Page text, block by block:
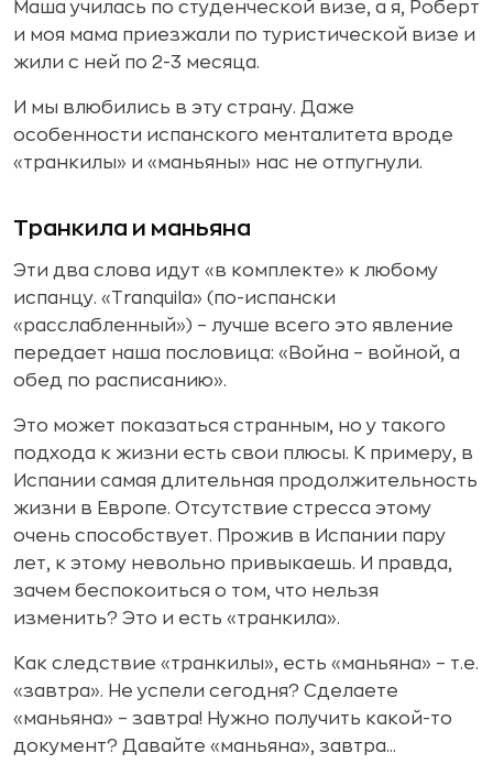
Маша училась по студенческой визе, а я, Роберт
и моя мама приезжали по туристической визе и
жили с ней по 2-3 месяца.
И мы влюбились в эту страну. Даже
особенности испанского менталитета вроде
«транкилы» и «маньяны» нас не отпугнули.
Транкила и маньяна
Эти два слова идут «в комплекте» к любому
испанцу. «Tranquila» (по-испански
«расслабленный») – лучше всего это явление
передает наша пословица: «Война – войной, а
обед по расписанию».
Это может показаться странным, но у такого
подхода к жизни есть свои плюсы. К примеру, в
Испании самая длительная продолжительность
жизни в Европе. Отсутствие стресса этому
очень способствует. Прожив в Испании пару
лет, к этому невольно привыкаешь. И правда,
зачем беспокоиться о том, что нельзя
изменить? Это и есть «транкила».
Как следствие «транкилы», есть «маньяна» – т.е.
«завтра». Не успели сегодня? Сделаете
«маньяна» – завтра! Нужно получить какой-то
документ? Давайте «маньяна», завтра...